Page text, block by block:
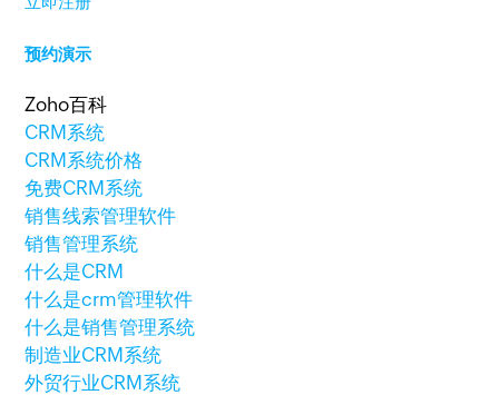
预约演示
Zoho百科
CRM系统
CRM系统价格
免费CRM系统
销售线索管理软件
销售管理系统
什么是CRM
什么是crm管理软件
什么是销售管理系统
制造业CRM系统
外贸行业CRM系统